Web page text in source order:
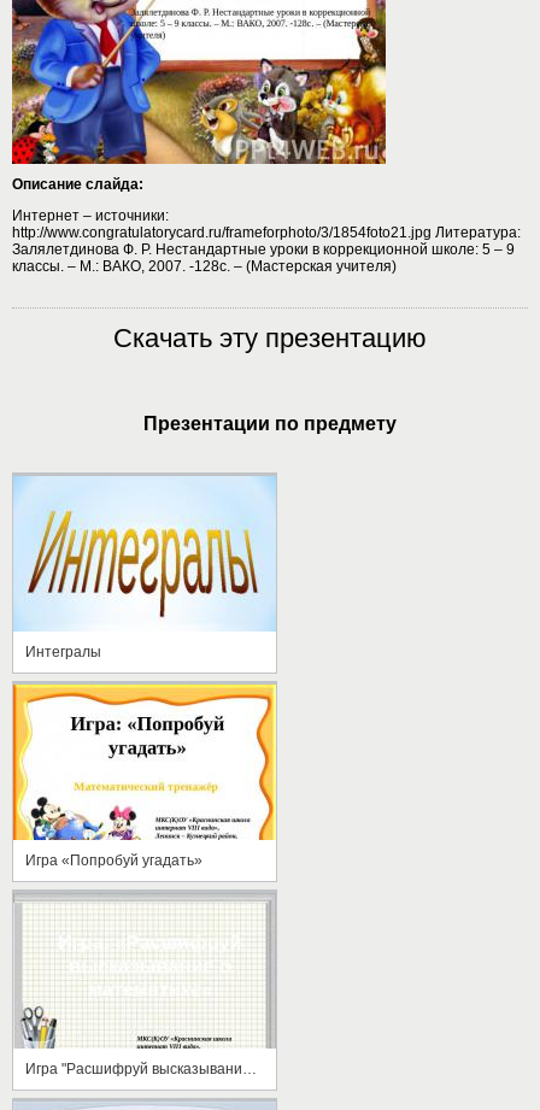
Описание слайда:
Интернет – источники:
http://www.congratulatorycard.ru/frameforphoto/3/1854foto21.jpg Литература:
Залялетдинова Ф. Р. Нестандартные уроки в коррекционной школе: 5 – 9
классы. – М.: ВАКО, 2007. -128с. – (Мастерская учителя)
Скачать эту презентацию
Презентации по предмету
Интегралы
Игра «Попробуй угадать»